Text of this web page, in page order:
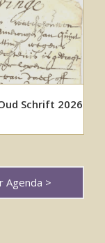
Schrift 2026
Agenda >